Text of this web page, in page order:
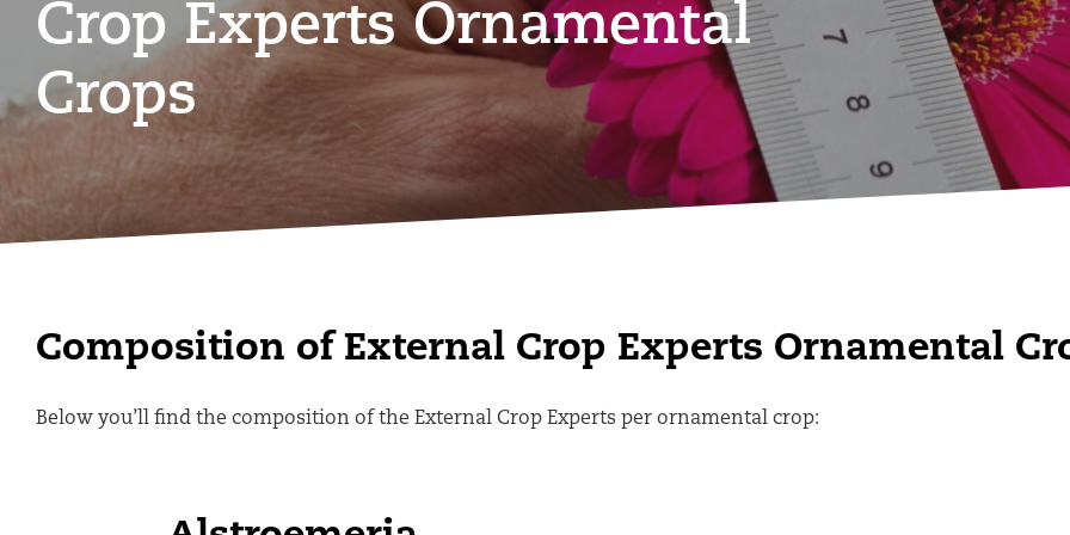
Crop Experts Ornamental
Crops
Composition of External Crop Experts Ornamental
Below you’ll find the composition of the External Crop Experts per ornamental crop: